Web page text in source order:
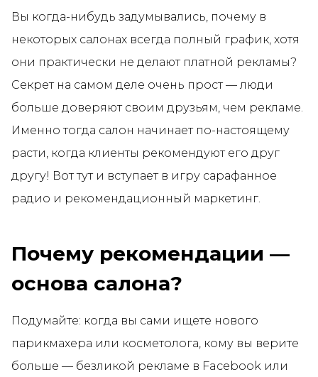
Вы когда-нибудь задумывались, почему в
некоторых салонах всегда полный график, хотя
они практически не делают платной рекламы?
Секрет на самом деле очень прост — люди
больше доверяют своим друзьям, чем рекламе.
Именно тогда салон начинает по-настоящему
расти, когда клиенты рекомендуют его друг
другу! Вот тут и вступает в игру сарафанное
радио и рекомендационный маркетинг.
Почему рекомендации —
основа салона?
Подумайте: когда вы сами ищете нового
парикмахера или косметолога, кому вы верите
больше — безликой рекламе в Facebook или